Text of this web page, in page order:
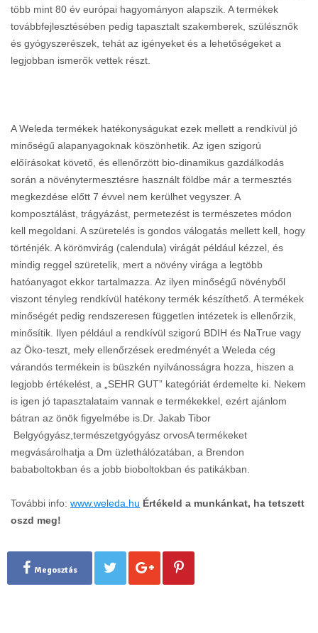
több mint 80 év európai hagyományon alapszik. A termékek
továbbfejlesztésében pedig tapasztalt szakemberek, szülésznők
és gyógyszerészek, tehát az igényeket és a lehetőségeket a
legjobban ismerők vettek részt.
A Weleda termékek hatékonyságukat ezek mellett a rendkívül jó
minőségű alapanyagoknak köszönhetik. Az igen szigorú
előírásokat követő, és ellenőrzött bio-dinamikus gazdálkodás
során a növénytermesztésre használt földbe már a termesztés
megkezdése előtt 7 évvel nem kerülhet vegyszer. A
komposztálást, trágyázást, permetezést is természetes módon
kell megoldani. A szüretelés is gondos válogatás mellett kell, hogy
történjék. A körömvirág (calendula) virágát például kézzel, és
mindig reggel szüretelik, mert a növény virága a legtöbb
hatóanyagot ekkor tartalmazza. Az ilyen minőségű növényből
viszont tényleg rendkívül hatékony termék készíthető. A termékek
minőségét pedig rendszeresen független intézetek is ellenőrzik,
minősítik. Ilyen például a rendkívül szigorú BDIH és NaTrue vagy
az Öko-teszt, mely ellenőrzések eredményét a Weleda cég
várandós termékein is büszkén nyilvánosságra hozza, hiszen a
legjobb értékelést, a „SEHR GUT” kategóriát érdemelte ki. Nekem
is igen jó tapasztalataim vannak e termékekkel, ezért ajánlom
bátran az önök figyelmébe is.Dr. Jakab Tibor
Belgyógyász,természetgyógyász orvosA termékeket
megvásárolhatja a Dm üzlethálózatában, a Brendon
bababoltokban és a jobb bioboltokban és patikákban.
További info: www.weleda.hu Értékeld a munkánkat, ha tetszett
oszd meg!
Megosztás